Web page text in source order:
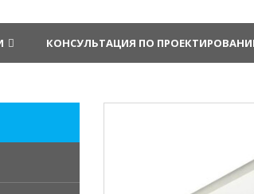
КОНСУЛЬТАЦИЯ ПО